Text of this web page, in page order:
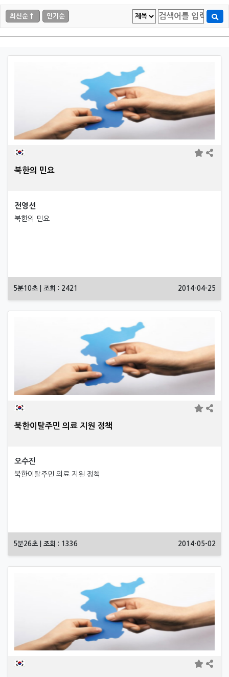
최신순 인기순
북한의 민요
전영선
북한의 민요
5분10초 | 조회 : 2421 2014-04-25
북한이탈주민 의료 지원 정책
오수진
북한이탈주민 의료 지원 정책
5분26초 | 조회 : 1336 2014-05-02